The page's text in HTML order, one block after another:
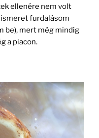
ellenére nem volt
furdalásom
be), mert még mindig
a piacon.